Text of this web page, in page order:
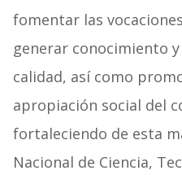
fomentar las
generar conocimiento
calidad, así como
apropiación social del
fortaleciendo de esta
Nacional de Ciencia,